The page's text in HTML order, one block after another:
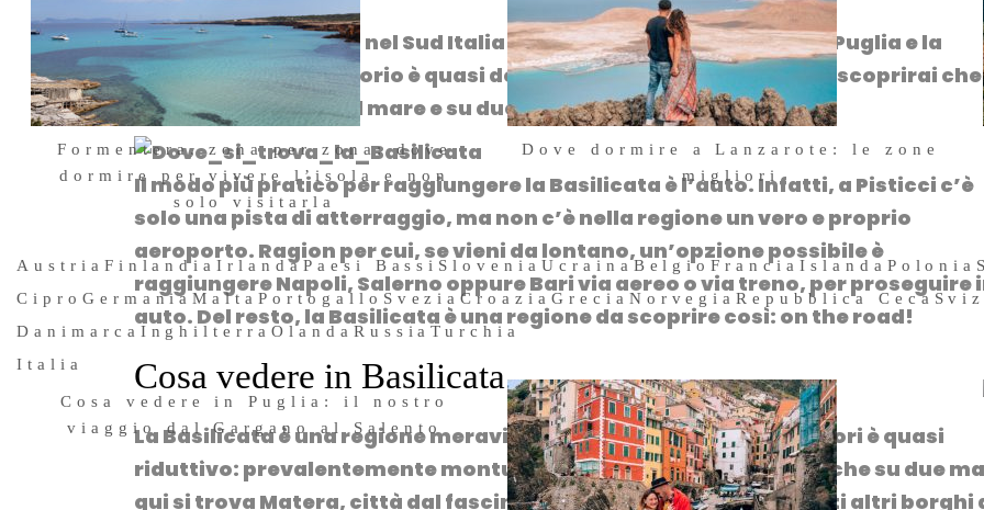
Formentera, zona per zona: dove
dormire per vivere l’isola e non
solo visitarla
4 Agosto 2026
Dove dormire a Lanzarote: le zone
migliori
Austria FinlandiaIrlandaPaesi Bassi Slovenia UcrainaBelgioFrancia Islanda Polonia
Cipro GermaniaMaltaPortogallo SveziaCroazia Grecia NorvegiaRepubblica Ceca
Danimarca InghilterraOlanda RussiaTurchia
Italia
Cosa vedere in Puglia: il nostro
viaggio dal Gargano al Salento
24 Luglio 2026
La Basilicata si trova nel Sud Italiae confina con la Campania, la Puglia e la
Calabria. Il suo territorio è quasi del tutto montuoso, ma a breve scoprirai che
puoi anche andare al mare e su due mari diversi!
Il modo più pratico per raggiungere la Basilicata è l’auto. Infatti, a Pisticci c’è
solo una pista di atterraggio, ma non c’è nella regione un vero e proprio
aeroporto. Ragion per cui, se vieni da lontano, un’opzione possibile è
raggiungereNapoli, Salerno oppureBarivia aereo o via treno, per proseguire
auto. Del resto, la Basilicata è una regione da scoprire così: on the road!
Cosa vedere in Basilicata
La Basilicata è una regione meravigliosa. Definirla scrigno di tesori è quasi
riduttivo: prevalentemente montuosa, la Basilicata affaccia anche su due
qui si trova Matera, città dal fascino senza eguali, ma anche tanti altri borghi